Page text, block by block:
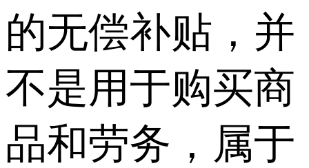
的无偿补贴，并
不是用于购买商
品和劳务，属于